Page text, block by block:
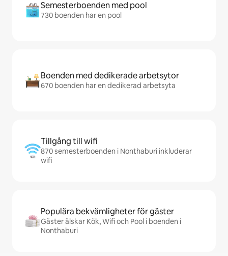
Semesterboenden med pool
730 boenden har en pool
Boenden med dedikerade arbetsytor
670 boenden har en dedikerad arbetsyta
Tillgång till wifi
870 semesterboenden i Nonthaburi inkluderar
wifi
Populära bekvämligheter för gäster
Gäster älskar Kök, Wifi och Pool i boenden i
Nonthaburi